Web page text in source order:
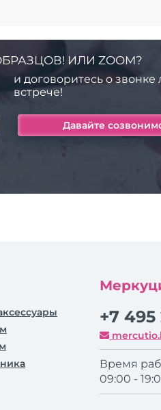
ИЛИ ZOOM?
и договоритесь о звонке
встрече!
+7 495
Время
09:00 -